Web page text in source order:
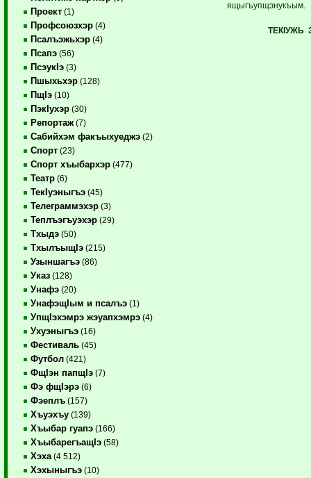
Проект (1)
Профсоюзхэр (4)
Псалъэжьхэр (4)
Псапэ (56)
ПсэукIэ (3)
Пшыхьхэр (128)
ПщIэ (10)
ПэкIухэр (30)
Репортаж (7)
Сабийхэм факъыхуеджэ (2)
Спорт (23)
Спорт хъыбархэр (477)
Театр (6)
ТекIуэныгъэ (45)
Телеграммэхэр (3)
Теплъэгъуэхэр (29)
Тхыдэ (50)
ТхылъыщIэ (215)
Узыншагъэ (86)
Указ (128)
Унафэ (20)
УнафэщIым и псалъэ (1)
УпщIэхэмрэ жэуапхэмрэ (4)
Ухуэныгъэ (16)
Фестиваль (45)
Футбол (421)
ФщIэн папщIэ (7)
Фэ фщIэрэ (6)
Фэеплъ (157)
Хъуэхъу (139)
Хъыбар гуапэ (166)
ХъыбарегъащIэ (58)
Хэха (4 512)
Хэхыныгъэ (10)
ящыгъупщэнукъым.
ТЕКIУЖЬ